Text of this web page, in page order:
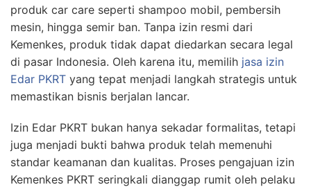
produk car care seperti shampoo mobil, pembersih
mesin, hingga semir ban. Tanpa izin resmi dari
Kemenkes, produk tidak dapat diedarkan secara legal
di pasar Indonesia. Oleh karena itu, memilih jasa izin
Edar PKRT yang tepat menjadi langkah strategis untuk
memastikan bisnis berjalan lancar.
Izin Edar PKRT bukan hanya sekadar formalitas, tetapi
juga menjadi bukti bahwa produk telah memenuhi
standar keamanan dan kualitas. Proses pengajuan izin
Kemenkes PKRT seringkali dianggap rumit oleh pelaku